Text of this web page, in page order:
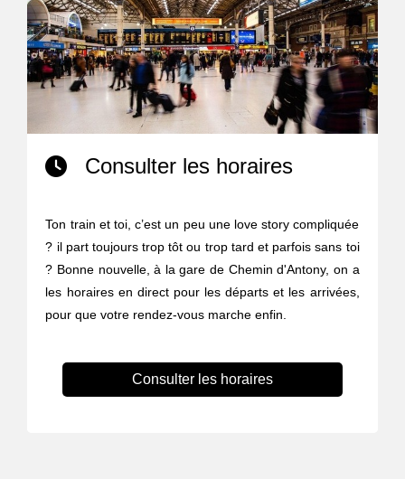
Consulter les horaires
Ton train et toi, c’est un peu une love story compliquée
? il part toujours trop tôt ou trop tard et parfois sans toi
? Bonne nouvelle, à la gare de Chemin d'Antony, on a
les horaires en direct pour les départs et les arrivées,
pour que votre rendez-vous marche enfin.
Consulter les horaires